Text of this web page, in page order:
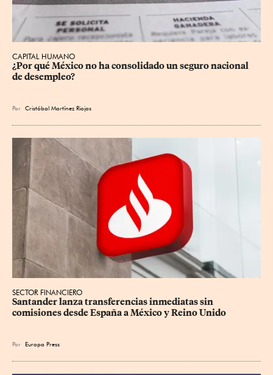
CAPITAL HUMANO
¿Por qué México no ha consolidado un seguro nacional
de desempleo?
Por Cristóbal Martínez Riojas
SECTOR FINANCIERO
Santander lanza transferencias inmediatas sin
comisiones desde España a México y Reino Unido
Por Europa Press